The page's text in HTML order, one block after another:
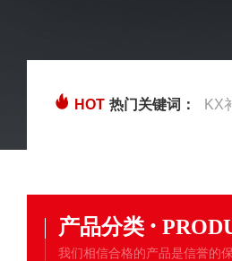
HOT 热门关键词： KX
产品分类 ·
我们相信合格的产品是信誉的